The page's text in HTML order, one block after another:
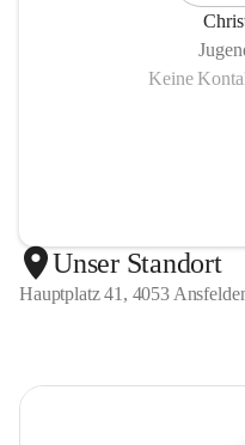
Keine
Unser Standort
Hauptplatz 41, 4053